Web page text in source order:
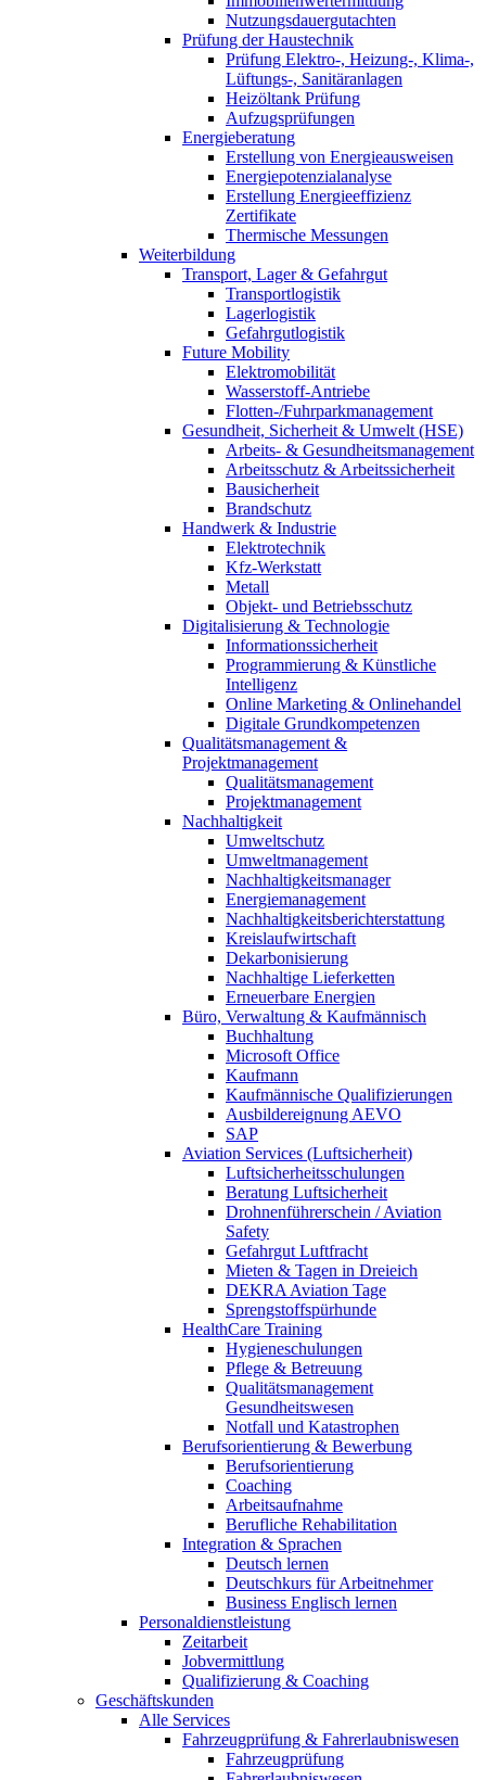
Nutzungsdauergutachten
Prüfung der Haustechnik
Prüfung Elektro-, Heizung-, Klima-,
Lüftungs-, Sanitäranlagen
Heizöltank Prüfung
Aufzugsprüfungen
Energieberatung
Erstellung von Energieausweisen
Energiepotenzialanalyse
Erstellung Energieeffizienz
Zertifikate
Thermische Messungen
Weiterbildung
Transport, Lager & Gefahrgut
Transportlogistik
Lagerlogistik
Gefahrgutlogistik
Future Mobility
Elektromobilität
Wasserstoff-Antriebe
Flotten-/Fuhrparkmanagement
Gesundheit, Sicherheit & Umwelt (HSE)
Arbeits- & Gesundheitsmanagement
Arbeitsschutz & Arbeitssicherheit
Bausicherheit
Brandschutz
Handwerk & Industrie
Elektrotechnik
Kfz-Werkstatt
Metall
Objekt- und Betriebsschutz
Digitalisierung & Technologie
Informationssicherheit
Programmierung & Künstliche
Intelligenz
Online Marketing & Onlinehandel
Digitale Grundkompetenzen
Qualitätsmanagement &
Projektmanagement
Qualitätsmanagement
Projektmanagement
Nachhaltigkeit
Umweltschutz
Umweltmanagement
Nachhaltigkeitsmanager
Energiemanagement
Nachhaltigkeitsberichterstattung
Kreislaufwirtschaft
Dekarbonisierung
Nachhaltige Lieferketten
Erneuerbare Energien
Büro, Verwaltung & Kaufmännisch
Buchhaltung
Microsoft Office
Kaufmann
Kaufmännische Qualifizierungen
Ausbildereignung AEVO
SAP
Aviation Services (Luftsicherheit)
Luftsicherheitsschulungen
Beratung Luftsicherheit
Drohnenführerschein / Aviation
Safety
Gefahrgut Luftfracht
Mieten & Tagen in Dreieich
DEKRA Aviation Tage
Sprengstoffspürhunde
HealthCare Training
Hygieneschulungen
Pflege & Betreuung
Qualitätsmanagement
Gesundheitswesen
Notfall und Katastrophen
Berufsorientierung & Bewerbung
Berufsorientierung
Coaching
Arbeitsaufnahme
Berufliche Rehabilitation
Integration & Sprachen
Deutsch lernen
Deutschkurs für Arbeitnehmer
Business Englisch lernen
Personaldienstleistung
Zeitarbeit
Jobvermittlung
Qualifizierung & Coaching
Geschäftskunden
Alle Services
Fahrzeugprüfung & Fahrerlaubniswesen
Fahrzeugprüfung